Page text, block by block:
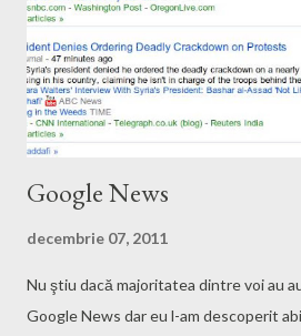
Google News
decembrie 07, 2011
Nu ştiu dacă majoritatea dintre voi au
Google News dar eu l-am descoperit